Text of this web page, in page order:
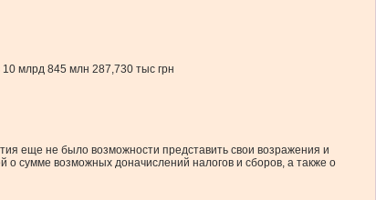
млрд 845 млн 287,730 тыс грн
еще не было возможности представить свои возражения и
сумме возможных доначислений налогов и сборов, а также о